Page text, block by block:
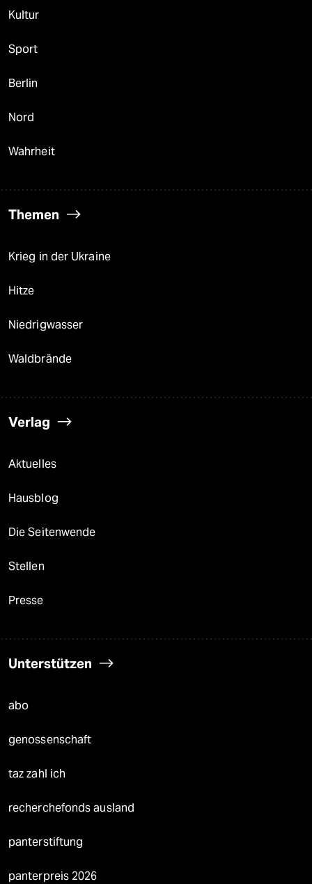
Kultur
Sport
Berlin
Nord
Wahrheit
Themen
Krieg in der Ukraine
Hitze
Niedrigwasser
Waldbrände
Verlag
Aktuelles
Hausblog
Die Seitenwende
Stellen
Presse
Unterstützen
abo
genossenschaft
taz zahl ich
recherchefonds ausland
panterstiftung
panterpreis 2026